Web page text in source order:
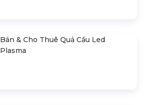
Bán & Cho Thuê Quả Cầu Led
Plasma